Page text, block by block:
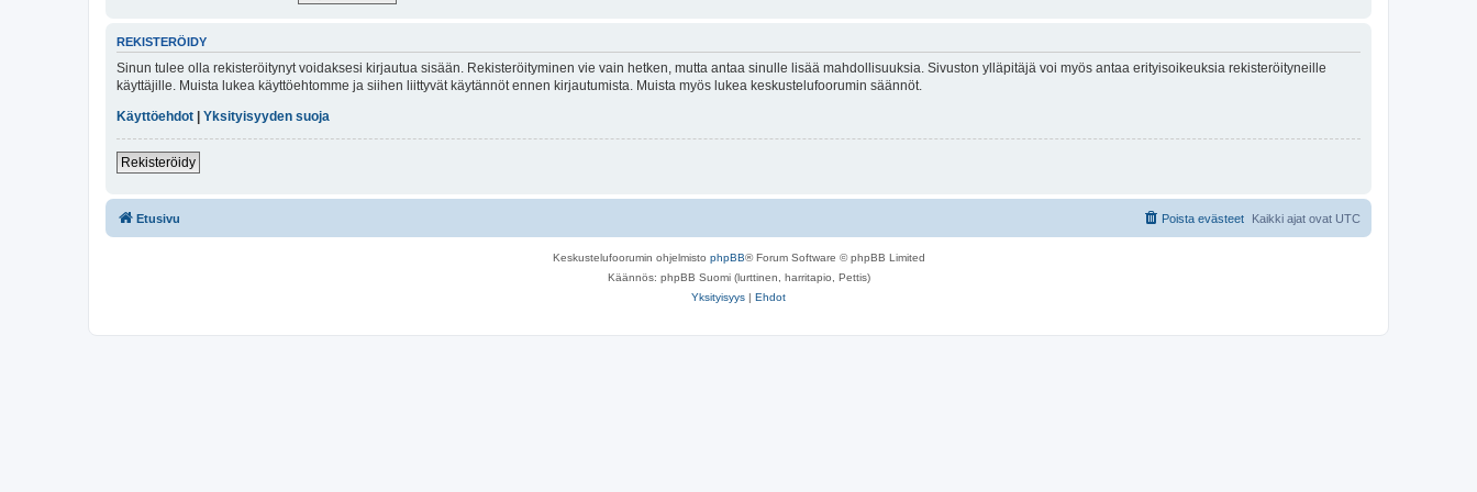
REKISTERÖIDY
Sinun tulee olla rekisteröitynyt voidaksesi kirjautua sisään. Rekisteröityminen vie vain hetken, mutta antaa sinulle lisää mahdollisuuksia. Sivuston ylläpitäjä voi myös antaa erityisoikeuksia rekisteröityneille
käyttäjille. Muista lukea käyttöehtomme ja siihen liittyvät käytännöt ennen kirjautumista. Muista myös lukea keskustelufoorumin säännöt.
Käyttöehdot | Yksityisyyden suoja
Rekisteröidy
Etusivu Kaikki ajat ovat UTC
Poista evästeet
Keskustelufoorumin ohjelmisto phpBB® Forum Software © phpBB Limited
Käännös: phpBB Suomi (lurttinen, harritapio, Pettis)
Yksityisyys | Ehdot